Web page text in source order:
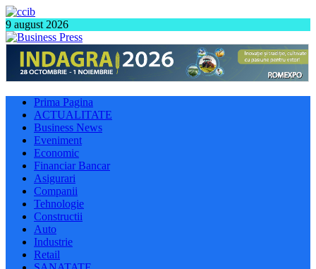
9 august 2026
Prima Pagina
ACTUALITATE
Business News
Eveniment
Economic
Financiar Bancar
Asigurari
Companii
Tehnologie
Constructii
Auto
Industrie
Retail